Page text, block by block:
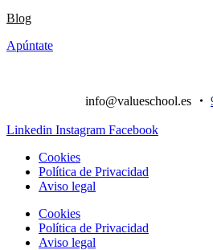
Blog
Apúntate
info@valueschool.es ・
Linkedin Instagram Facebook
Cookies
Política de Privacidad
Aviso legal
Cookies
Política de Privacidad
Aviso legal